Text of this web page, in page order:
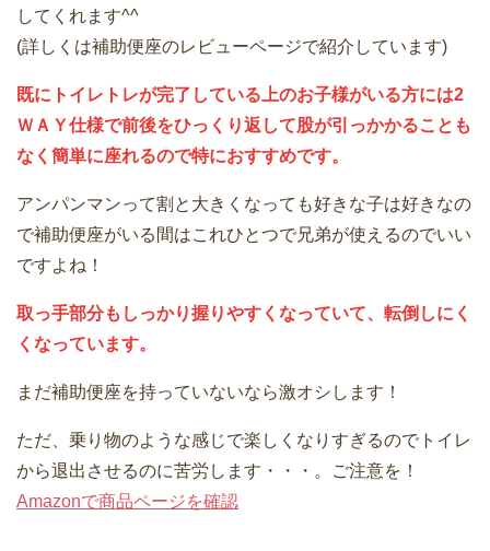
してくれます^^
(詳しくは補助便座のレビューページで紹介しています)
既にトイレトレが完了している上のお子様がいる方には2
ＷＡＹ仕様で前後をひっくり返して股が引っかかることも
なく簡単に座れるので特におすすめです。
アンパンマンって割と大きくなっても好きな子は好きなの
で補助便座がいる間はこれひとつで兄弟が使えるのでいい
ですよね！
取っ手部分もしっかり握りやすくなっていて、転倒しにく
くなっています。
まだ補助便座を持っていないなら激オシします！
ただ、乗り物のような感じで楽しくなりすぎるのでトイレ
から退出させるのに苦労します・・・。ご注意を！
Amazonで商品ページを確認